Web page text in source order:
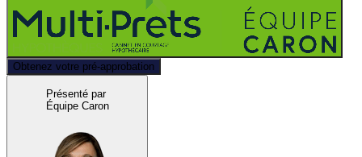
Obtenez votre pré-approbation
Présenté par
Équipe Caron